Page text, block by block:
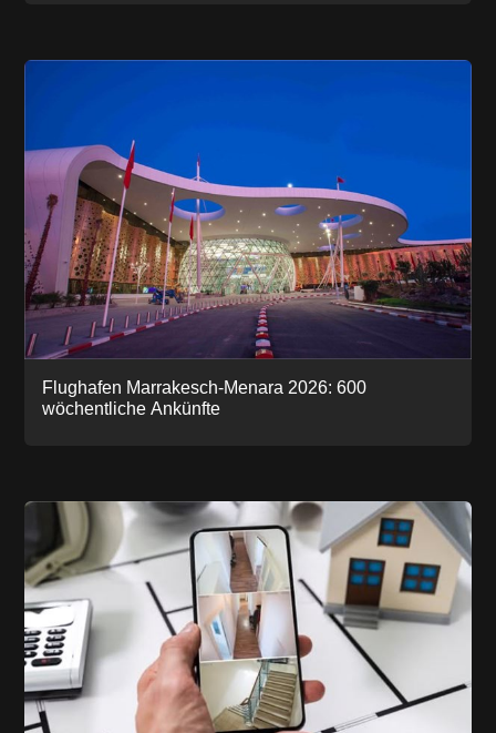
Flughafen Marrakesch-Menara 2026: 600
wöchentliche Ankünfte